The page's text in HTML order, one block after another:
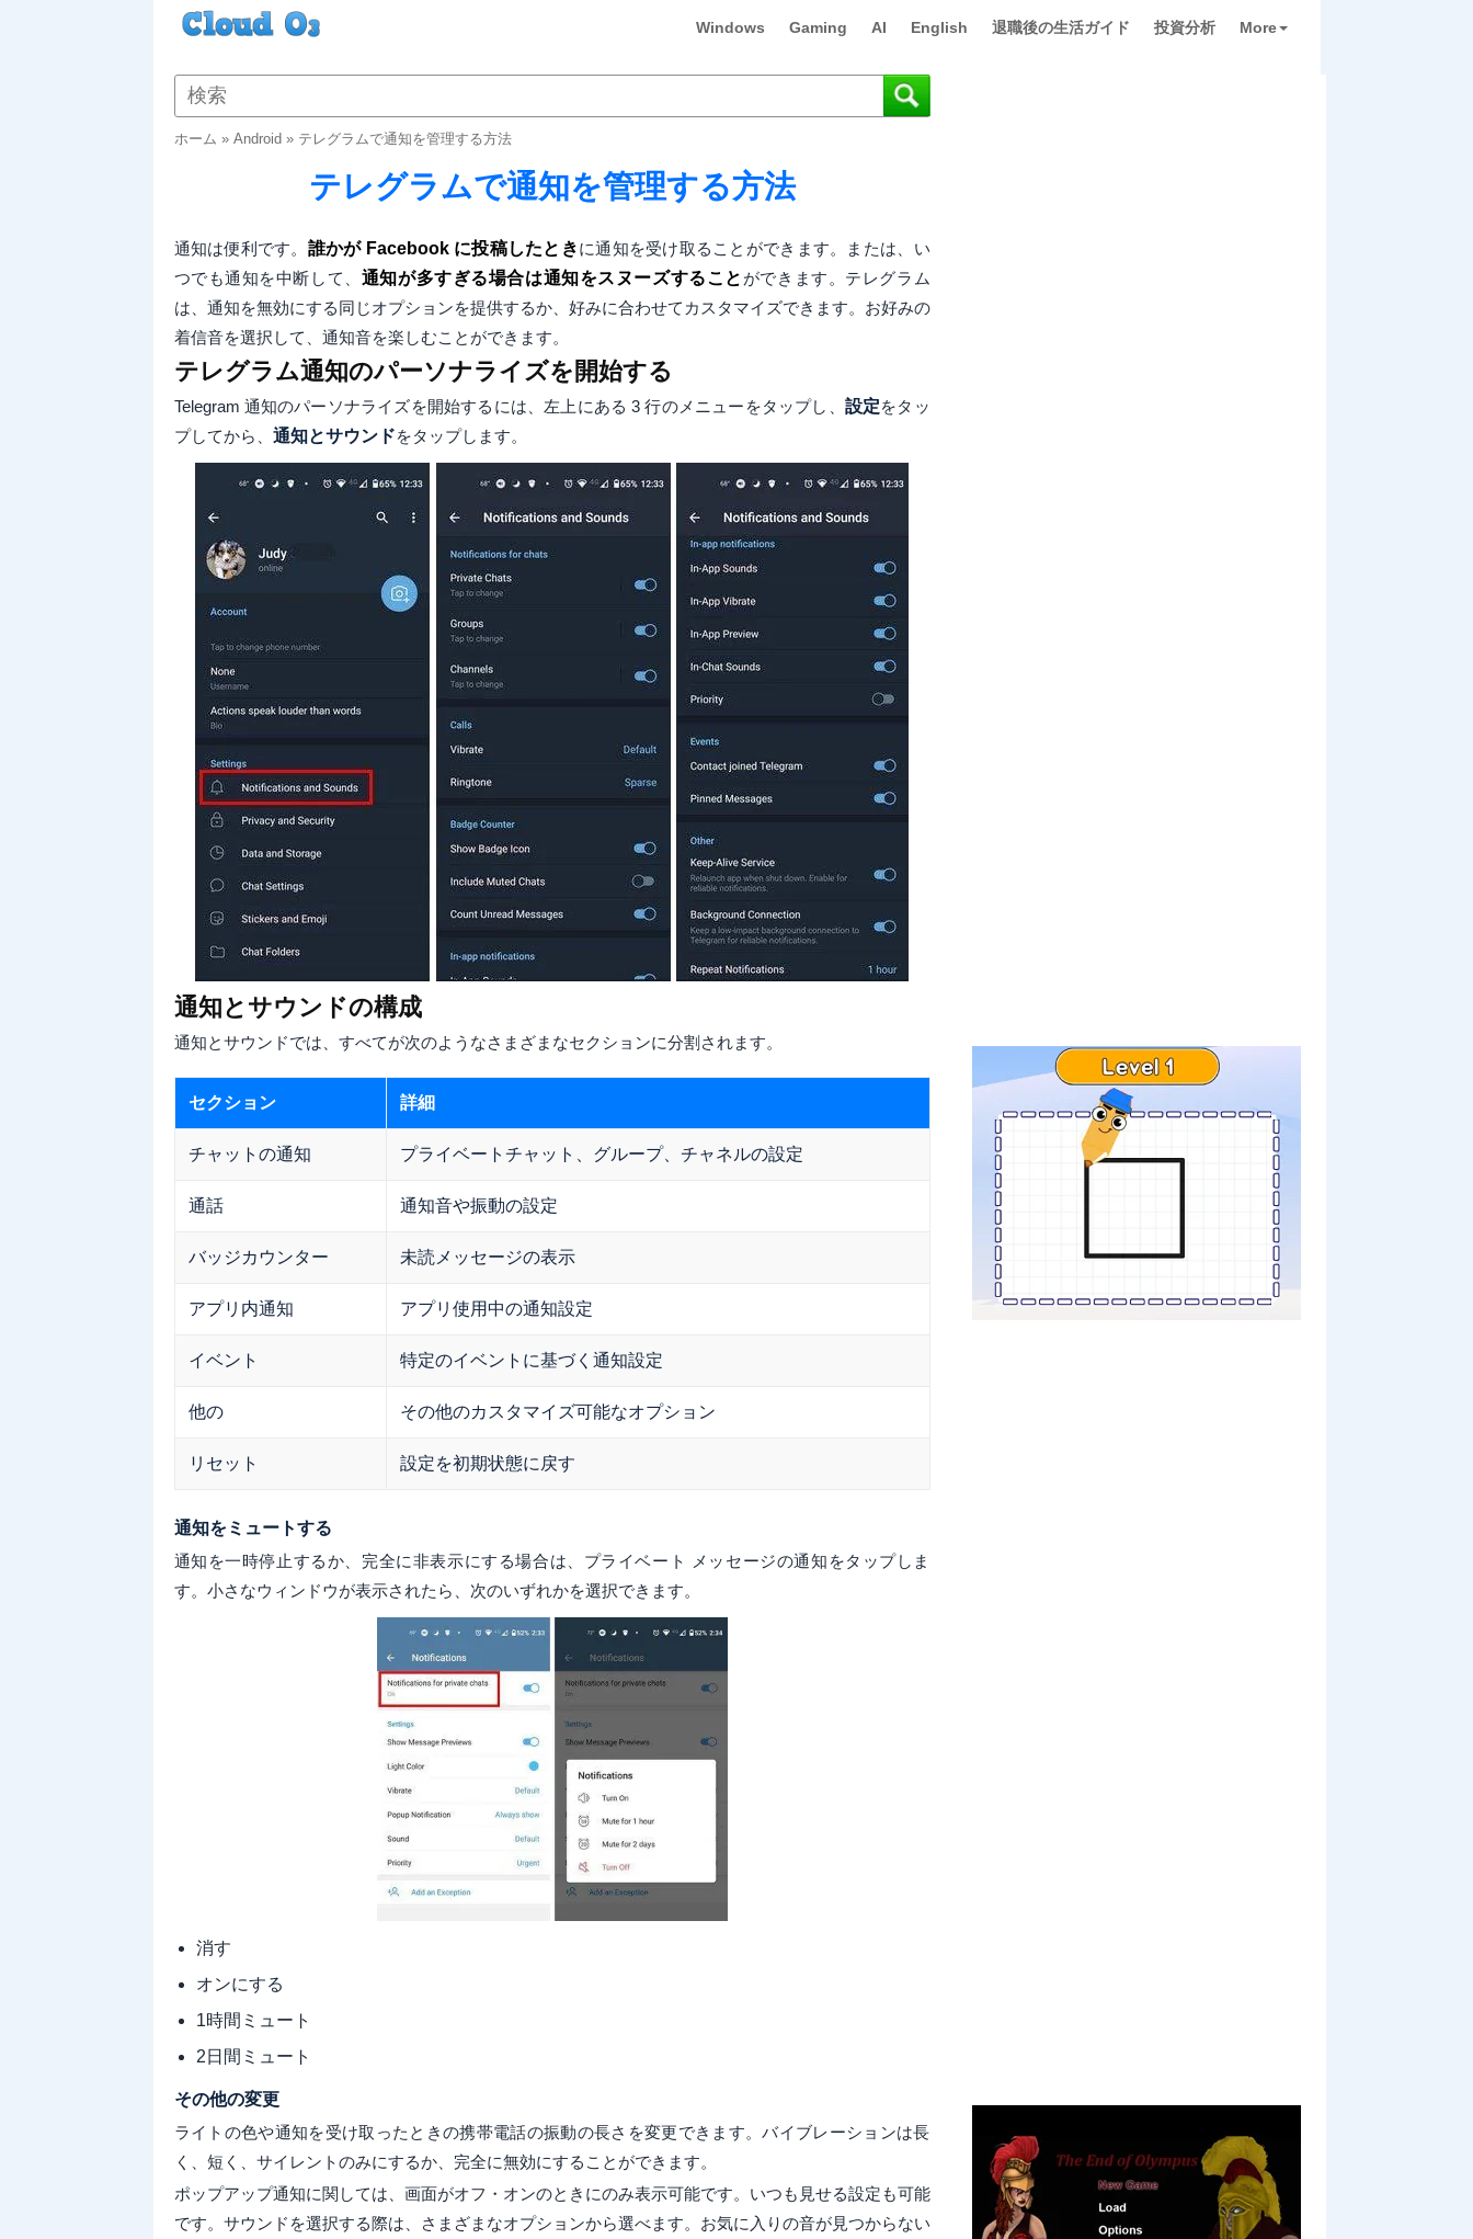
Windows Gaming AI English 退職後の生活ガイド 投資分析 More
ホーム » Android » テレグラムで通知を管理する方法
テレグラムで通知を管理する方法
通知は便利です。 誰かが Facebook に投稿したときに通知を受け取ることができます。または、い
つでも通知を中断して、 通知が多すぎる場合は通知をスヌーズすること ができます。テレグラム
は、通知を無効にする同じオプションを提供するか、好みに合わせてカスタマイズできます。お好みの
着信音を選択して、通知音を楽しむことができます。
テレグラム通知のパーソナライズを開始する
Telegram 通知のパーソナライズを開始するには、左上にある 3 行のメニューをタップし、 設定をタッ
プしてから、 通知とサウンドをタップします。
通知とサウンドの構成
通知とサウンドでは、すべてが次のようなさまざまなセクションに分割されます。
セクション 詳細
チャットの通知 プライベートチャット、グループ、チャネルの設定
通話 通知音や振動の設定
バッジカウンター 未読メッセージの表示
アプリ内通知 アプリ使用中の通知設定
イベント 特定のイベントに基づく通知設定
他の その他のカスタマイズ可能なオプション
リセット 設定を初期状態に戻す
通知をミュートする
通知を一時停止するか、完全に非表示にする場合は、プライベート メッセージの通知をタップしま
す。小さなウィンドウが表示されたら、次のいずれかを選択できます。
消す
オンにする
1時間ミュート
2日間ミュート
その他の変更
ライトの色や通知を受け取ったときの携帯電話の振動の長さを変更できます。バイブレーションは長
く、短く、サイレントのみにするか、完全に無効にすることができます。
ポップアップ通知に関しては、画面がオフ・オンのときにのみ表示可能です。いつも見せる設定も可能
です。サウンドを選択する際は、さまざまなオプションから選べます。お気に入りの音が見つからない